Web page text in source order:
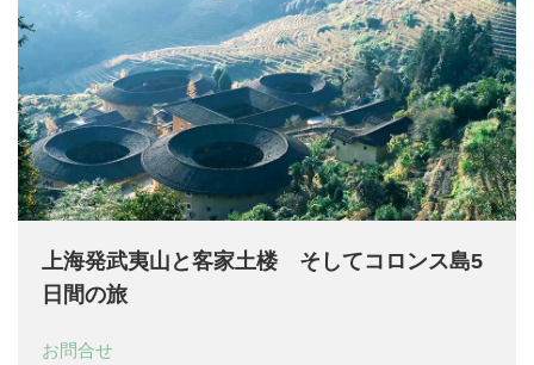
上海発武夷山と客家土楼 そしてコロンス島5
日間の旅
お問合せ